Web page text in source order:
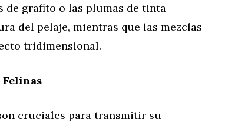
de grafito o las plumas de tinta
del pelaje, mientras que las mezclas
tridimensional.
Felinas
cruciales para transmitir su